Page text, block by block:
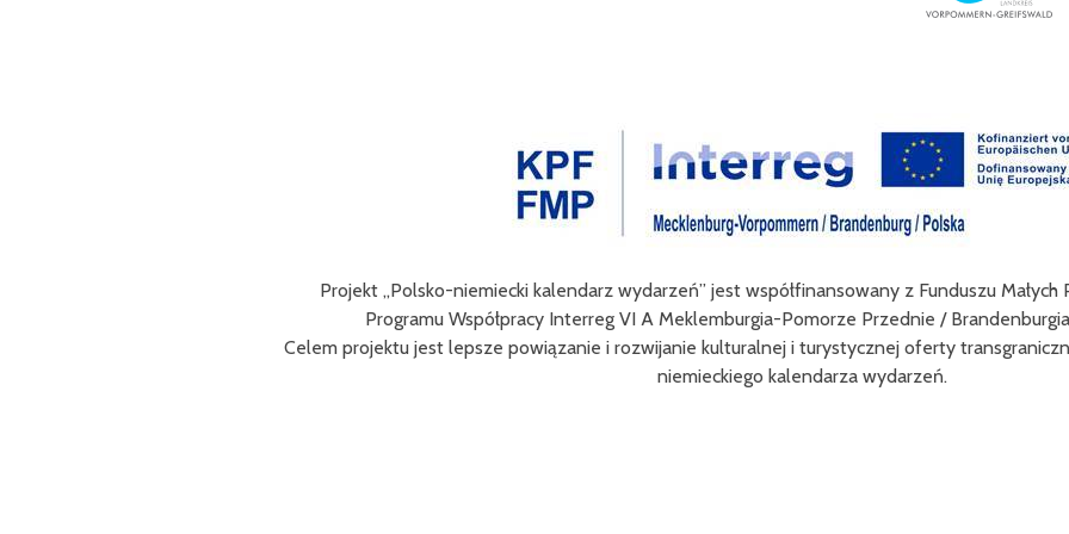
Celem III Polsko-Niemieckich Dni Turystyki Rowerowej jest wzbogacenie oferty turystycznej oraz ułatwienie
obszaru Euroregionu Pomerania jak i dla turystów odwiedzających
Efektem planowanych działań jest przybliżenie zwykłym użytkownikom rowerów możliwości różnych tras